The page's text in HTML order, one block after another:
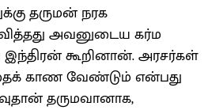
தருமன் நரக
அவனுடைய கர்ம
கூறினான். அரசர்கள்
காண வேண்டும் என்பது
தருமவானாக,